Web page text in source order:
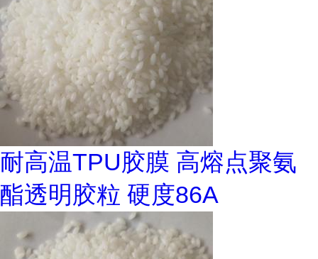
耐高温TPU胶膜 高熔点聚氨
酯透明胶粒 硬度86A